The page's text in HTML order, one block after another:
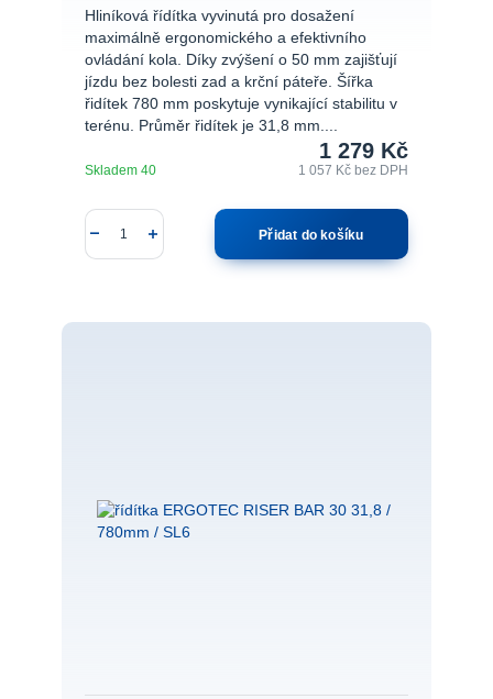
Hliníková řídítka vyvinutá pro dosažení
maximálně ergonomického a efektivního
ovládání kola. Díky zvýšení o 50 mm zajišťují
jízdu bez bolesti zad a krční páteře. Šířka
řidítek 780 mm poskytuje vynikající stabilitu v
terénu. Průměr řidítek je 31,8 mm....
1 279 Kč
1 057 Kčbez DPH
Skladem 40
Přidat do košíku